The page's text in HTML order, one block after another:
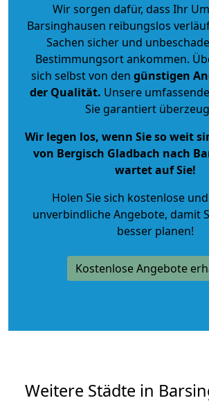
Wir sorgen dafür, dass Ihr
Barsinghausen reibungslos
Sachen sicher und
Bestimmungsort ankommen.
sich selbst von den günstigen
der Qualität. Unsere
Sie garantiert
Wir legen los, wenn Sie so weit
von Bergisch Gladbach nach
wartet auf Sie!
Holen Sie sich kostenlose
unverbindliche Angebote, damit
besser planen!
Kostenlose Angebote
Weitere Städte in